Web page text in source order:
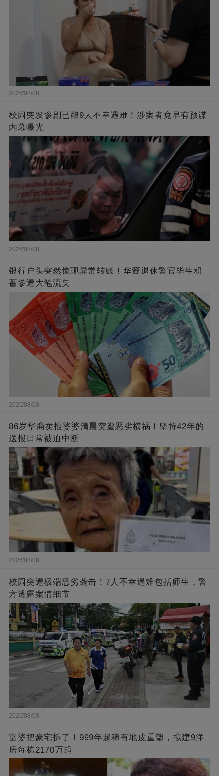
2026/08/08
校园突发惨剧已酿9人不幸遇难！涉案者竟早有预谋
内幕曝光
2026/08/08
银行户头突然惊现异常转账！华裔退休警官毕生积
蓄惨遭大笔流失
2026/08/08
86岁华裔卖报婆婆清晨突遭恶劣横祸！坚持42年的
送报日常被迫中断
2026/08/08
校园突遭极端恶劣袭击！7人不幸遇难包括师生，警
方透露案情细节
2026/08/08
富婆把豪宅拆了！999年超稀有地皮重塑，拟建9洋
房每栋2170万起